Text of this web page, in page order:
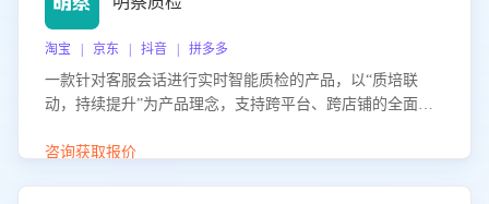
淘宝 | 京东 | 抖音 | 拼多多
一款针对客服会话进行实时智能质检的产品，以“质培联
动，持续提升”为产品理念，支持跨平台、跨店铺的全面、
升客服团队的销服能力。
咨询获取报价